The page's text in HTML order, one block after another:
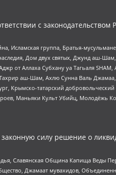
с законодательством
Исламская группа, Братья-
Дом двух святых, Джунд аш-
от Аллаха Субхану уа Тагьаля
аш-Шам, Ахлю Сунна Валь
Крымско-татарский
Маньяки Культ Убийц, Молодёжь
силу решение о
Славянская Община Капища Веды
Джамаат мувахидов,